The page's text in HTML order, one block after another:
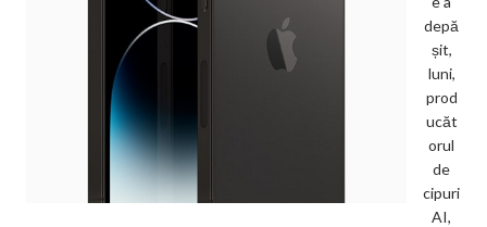
depă
șit,
luni,
prod
ucăt
orul
de
cipuri
AI,